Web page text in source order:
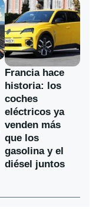
Francia hace
historia: los
coches
eléctricos ya
venden más
que los
gasolina y el
diésel juntos